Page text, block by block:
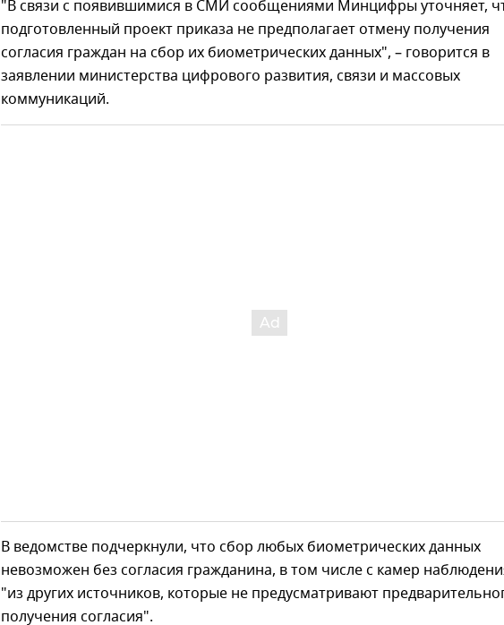
"В связи с появившимися в СМИ сообщениями Минцифры уточняет,
подготовленный проект приказа не предполагает отмену получения
согласия граждан на сбор их биометрических данных", – говорится в
заявлении министерства цифрового развития, связи и массовых
коммуникаций.
В ведомстве подчеркнули, что сбор любых биометрических данных
невозможен без согласия гражданина, в том числе с камер
"из других источников, которые не предусматривают
получения согласия".